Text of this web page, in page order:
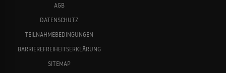
AGB
DATENSCHUTZ
TEILNAHMEBEDINGUNGEN
BARRIEREFREIHEITSERKLÄRUNG
SITEMAP